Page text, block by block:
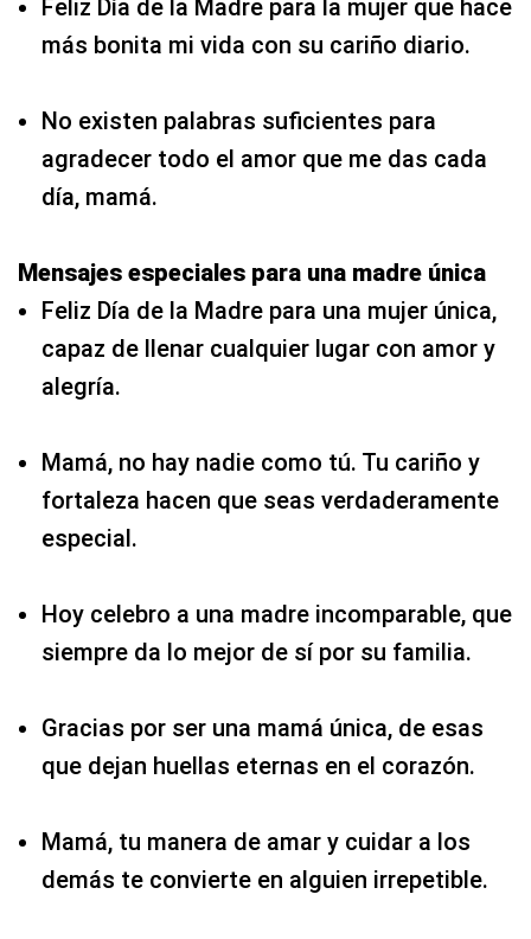
Feliz Día de la Madre para la mujer que hace
más bonita mi vida con su cariño diario.
No existen palabras suficientes para
agradecer todo el amor que me das cada
día, mamá.
Mensajes especiales para una madre única
Feliz Día de la Madre para una mujer única,
capaz de llenar cualquier lugar con amor y
alegría.
Mamá, no hay nadie como tú. Tu cariño y
fortaleza hacen que seas verdaderamente
especial.
Hoy celebro a una madre incomparable, que
siempre da lo mejor de sí por su familia.
Gracias por ser una mamá única, de esas
que dejan huellas eternas en el corazón.
Mamá, tu manera de amar y cuidar a los
demás te convierte en alguien irrepetible.